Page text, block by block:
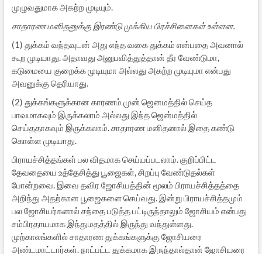
முழுவதுமாக அகற்ற முடியும்.
சாதாரண மனிதனுக்கு இரண்டு முக்கிய பிரச்சினைகள் உள்ளன.
(1) துக்கம் வந்தவுடன் அது எந்த வகை துக்கம் என்பதை அவனால்
கூற முடியாது. அதாவது அனுபவித்துத்தான் தீர வேண்டுமா,
கடுமையை குறைக்க முடியுமா அல்லது அகற்ற முடியுமா என்பது
அவனுக்கு தெரியாது.
(2) துக்கங்களுக்கான காரணம் முன் ஜெனமத்தில் செய்த
பாவமாகவும் இருக்கலாம் அல்லது இந்த ஜென்மத்தில்
செய்ததாகவும் இருக்கலாம். சாதாரண மனிதனால் இதை கண்டு
கொள்ள முடியாது.
பிராயச்சித்தங்கள் பல விதமாக செய்யப்படலாம். குறிப்பிட்ட
தேவதையை உத்தேசித்து பூஜைகள், சிறப்பு வேண்டுதல்கள்
போன்றவை. இவை தவிர ஜோசியத்தின் மூலம் பிராயச்சித்தத்தை
அறிந்து அதற்கான பூஜைகளை செய்வது. இன்று பிராயச்சித்தமும்
பல ஜோசியர்களால் சந்தை படுத்த பட்டிருந்தாலும் ஜோசியம் என்பது
சம்பிரதாயமாக இந்துமதத்தில் இருந்து வந்துள்ளது.
முற்காலங்களில் சாதாரண துக்கங்களுக்கு ஜோசியரை
அண்டமாட்டார்கள். நாட்பட்ட துக்கமாக இருந்தால்தான் ஜோசியரை